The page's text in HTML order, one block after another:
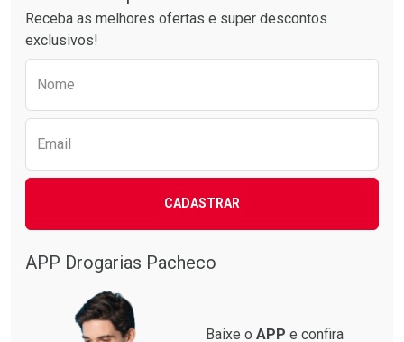
Receba as melhores ofertas e super descontos
exclusivos!
Nome
Email
CADASTRAR
APP Drogarias Pacheco
Baixe o APP e confira